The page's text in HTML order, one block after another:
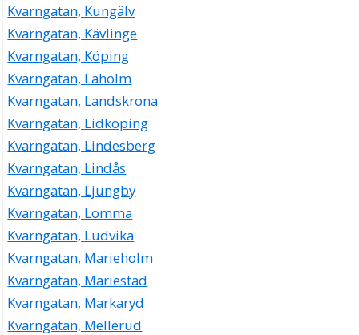
Kvarngatan, Kungälv
Kvarngatan, Kävlinge
Kvarngatan, Köping
Kvarngatan, Laholm
Kvarngatan, Landskrona
Kvarngatan, Lidköping
Kvarngatan, Lindesberg
Kvarngatan, Lindås
Kvarngatan, Ljungby
Kvarngatan, Lomma
Kvarngatan, Ludvika
Kvarngatan, Marieholm
Kvarngatan, Mariestad
Kvarngatan, Markaryd
Kvarngatan, Mellerud